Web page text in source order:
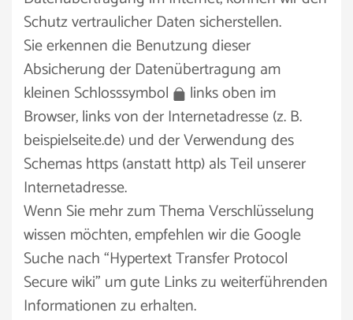
Schutz vertraulicher Daten sicherstellen.
Sie erkennen die Benutzung dieser
Absicherung der Datenübertragung am
kleinen Schlosssymbol
links oben im
Browser, links von der Internetadresse (z. B.
beispielseite.de) und der Verwendung des
Schemas https (anstatt http) als Teil unserer
Internetadresse.
Wenn Sie mehr zum Thema Verschlüsselung
wissen möchten, empfehlen wir die Google
Suche nach “Hypertext Transfer Protocol
Secure wiki” um gute Links zu weiterführenden
Informationen zu erhalten.